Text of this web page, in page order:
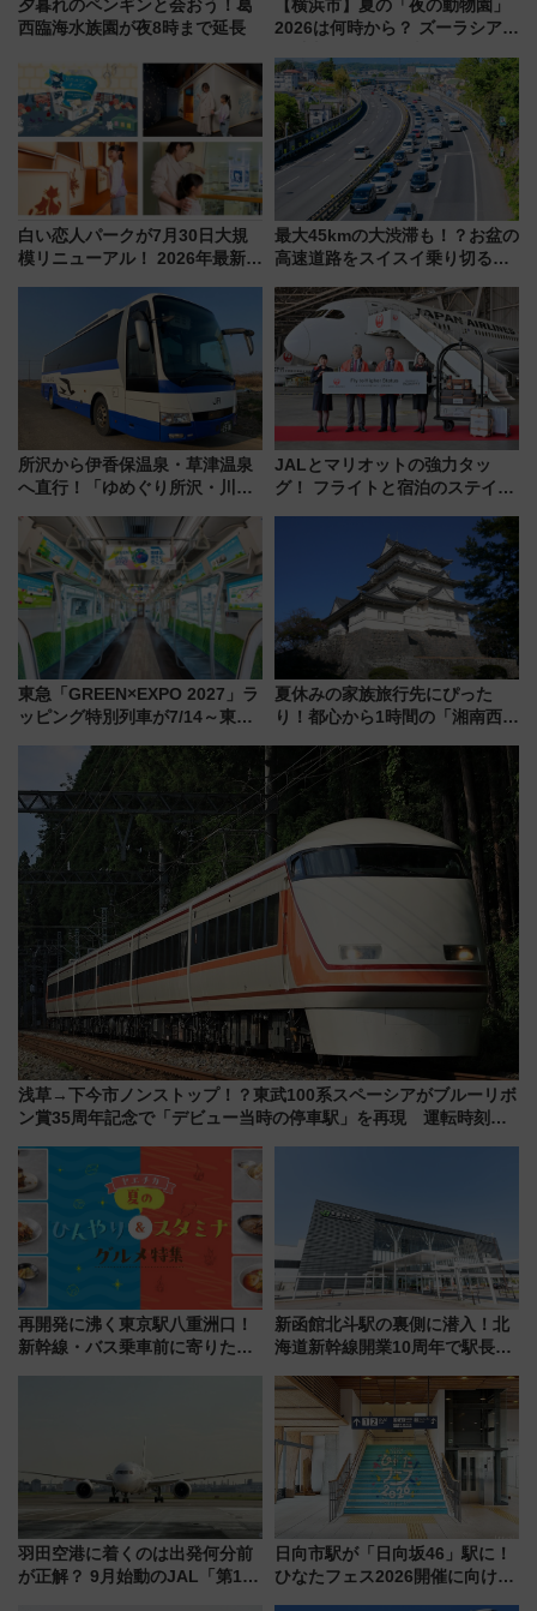
夕暮れのペンギンと会おう！葛
西臨海水族園が夜8時まで延長
【横浜市】夏の「夜の動物園」
2026は何時から？ ズーラシア・
見どころ、限定イベントを徹底
解説！
白い恋人パークが7月30日大規
模リニューアル！ 2026年最新の
と料金・アクセスを徹底解説
（札幌市）
最大45kmの大渋滞も！？お盆の
高速道路をスイスイ乗り切る快
所沢から伊香保温泉・草津温泉
へ直行！「ゆめぐり所沢・川越
軽に 運行ダイヤ・運賃を解説
JALとマリオットの強力タッ
グ！ フライトと宿泊のステイタ
上級会員資格を効率よく獲得す
東急「GREEN×EXPO 2027」ラ
ッピング特別列車が7/14～東
ー！ 注目の編成やデザインまと
夏休みの家族旅行先にぴった
り！都心から1時間の「湘南西エ
島とは異なる魅力を持つ今夏の
注目スポット
浅草→下今市ノンストップ！？東武100系スペーシアがブルーリボ
ン賞35周年記念で「デビュー当時の停車駅」を再現 運転時刻や
再開発に沸く東京駅八重洲口！
新幹線・バス乗車前に寄りたい
新函館北斗駅の裏側に潜入！北
海道新幹線開業10周年で駅長
ト 参加方法や体験内容を紹介
羽田空港に着くのは出発何分前
が正解？ 9月始動のJAL「第1タ
日向市駅が「日向坂46」駅に！
ひなたフェス2026開催に向けJR